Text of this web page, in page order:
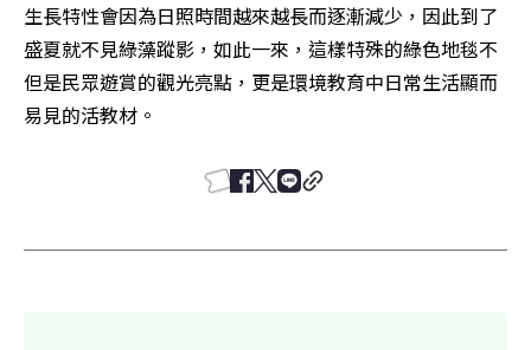
生長特性會因為日照時間越來越長而逐漸減少，因此到了
盛夏就不見綠藻蹤影，如此一來，這樣特殊的綠色地毯不
但是民眾遊賞的觀光亮點，更是環境教育中日常生活顯而
易見的活教材。